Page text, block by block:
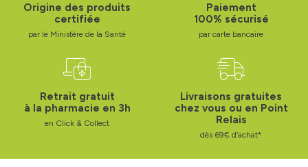
Origine des produits
certifiée
par le Ministère de la Santé
Paiement
100% sécurisé
par carte bancaire
Retrait gratuit
à la pharmacie en 3h
en Click & Collect
Livraisons gratuites
chez vous ou en Point
Relais
dès 69€ d’achat*